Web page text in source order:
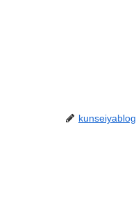
kunseiyablog